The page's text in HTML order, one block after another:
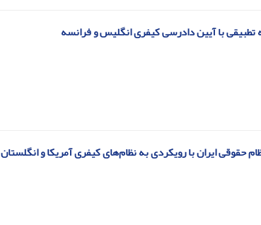
با آیین دادرسی کیفری انگلیس و فرانسه
ایران با رویکردی به نظام‌های کیفری آمریکا و انگلستان